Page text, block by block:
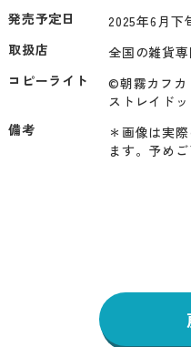
発売予定日
2025年6月下
取扱店
全国の雑貨専
コピーライト
©朝霧カフカ
ストレイド
備考
＊画像は実
ます。予め